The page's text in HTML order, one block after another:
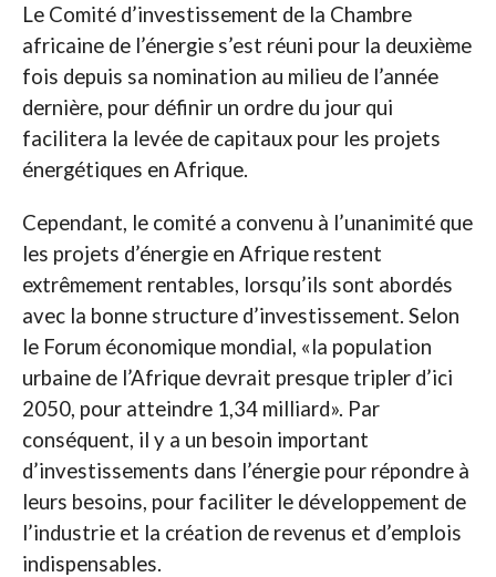
Le Comité d’investissement de la Chambre
africaine de l’énergie s’est réuni pour la deuxième
fois depuis sa nomination au milieu de l’année
dernière, pour définir un ordre du jour qui
facilitera la levée de capitaux pour les projets
énergétiques en Afrique.
Cependant, le comité a convenu à l’unanimité que
les projets d’énergie en Afrique restent
extrêmement rentables, lorsqu’ils sont abordés
avec la bonne structure d’investissement. Selon
le Forum économique mondial, «la population
urbaine de l’Afrique devrait presque tripler d’ici
2050, pour atteindre 1,34 milliard». Par
conséquent, il y a un besoin important
d’investissements dans l’énergie pour répondre à
leurs besoins, pour faciliter le développement de
l’industrie et la création de revenus et d’emplois
indispensables.